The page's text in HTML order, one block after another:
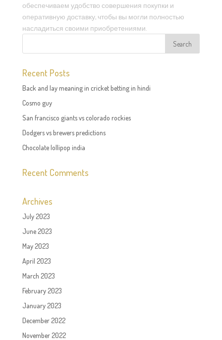
обеспечиваем удобство совершения покупки и
оперативную доставку, чтобы вы могли полностью
насладиться своими приобретениями.
Recent Posts
Back and lay meaning in cricket betting in hindi
Cosmo guy
San francisco giants vs colorado rockies
Dodgers vs brewers predictions
Chocolate lollipop india
Recent Comments
Archives
July 2023
June 2023
May 2023
April 2023
March 2023
February 2023
January 2023
December 2022
November 2022